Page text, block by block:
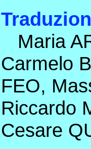
Maria
Carmelo
FEO,
Riccardo
Cesare